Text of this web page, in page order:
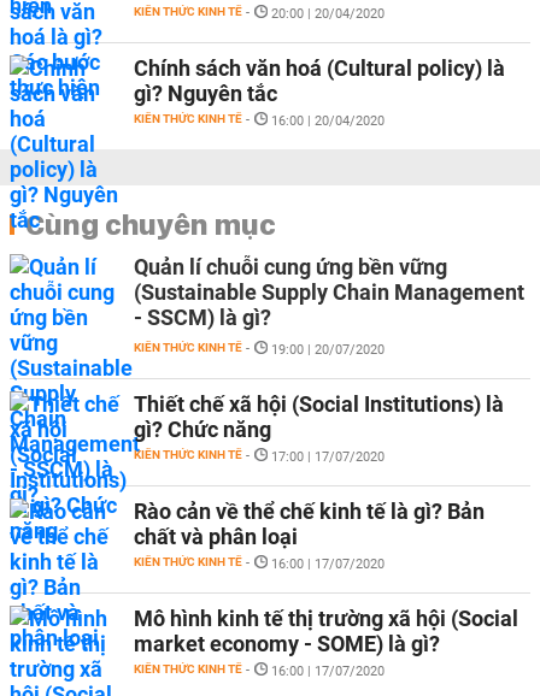
KIẾN THỨC KINH TẾ - 20:00 | 20/04/2020
Chính sách văn hoá (Cultural policy) là
gì? Nguyên tắc
KIẾN THỨC KINH TẾ - 16:00 | 20/04/2020
Cùng chuyên mục
Quản lí chuỗi cung ứng bền vững
(Sustainable Supply Chain Management
- SSCM) là gì?
KIẾN THỨC KINH TẾ - 19:00 | 20/07/2020
Thiết chế xã hội (Social Institutions) là
gì? Chức năng
KIẾN THỨC KINH TẾ - 17:00 | 17/07/2020
Rào cản về thể chế kinh tế là gì? Bản
chất và phân loại
KIẾN THỨC KINH TẾ - 16:00 | 17/07/2020
Mô hình kinh tế thị trường xã hội (Social
market economy - SOME) là gì?
KIẾN THỨC KINH TẾ - 16:00 | 17/07/2020